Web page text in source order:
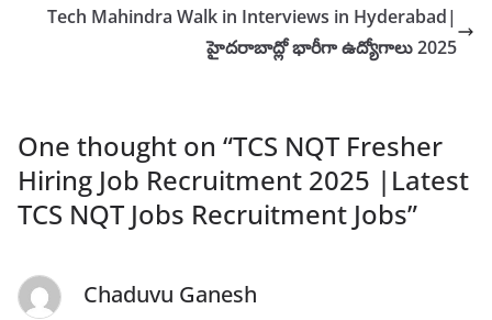
Tech Mahindra Walk in Interviews in Hyderabad|
హైదరాబాద్లో భారీగా ఉద్యోగాలు 2025
One thought on “TCS NQT Fresher
Hiring Job Recruitment 2025 |Latest
TCS NQT Jobs Recruitment Jobs”
Chaduvu Ganesh